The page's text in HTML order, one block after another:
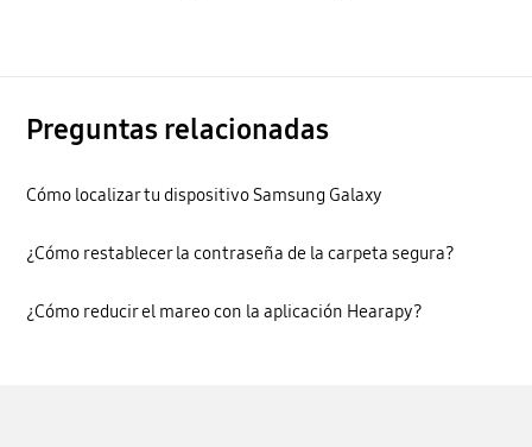
Preguntas relacionadas
Cómo localizar tu dispositivo Samsung Galaxy
¿Cómo restablecer la contraseña de la carpeta segura?
¿Cómo reducir el mareo con la aplicación Hearapy?